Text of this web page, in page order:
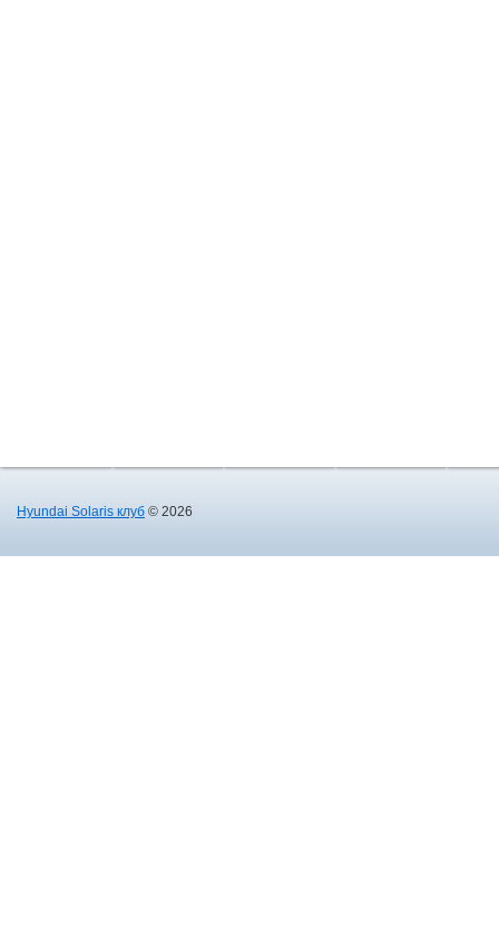
Hyundai Solaris клуб © 2026